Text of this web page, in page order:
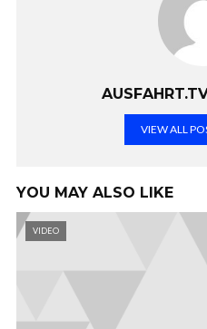
VIEW ALL
YOU MAY ALSO LIKE
VIDEO